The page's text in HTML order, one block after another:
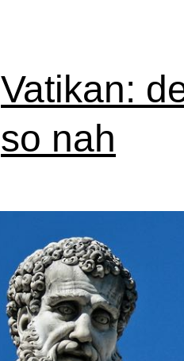
Vatikan:
so nah